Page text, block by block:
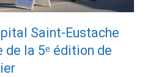
Saint-Eustache
de la 5ᵉ édition de